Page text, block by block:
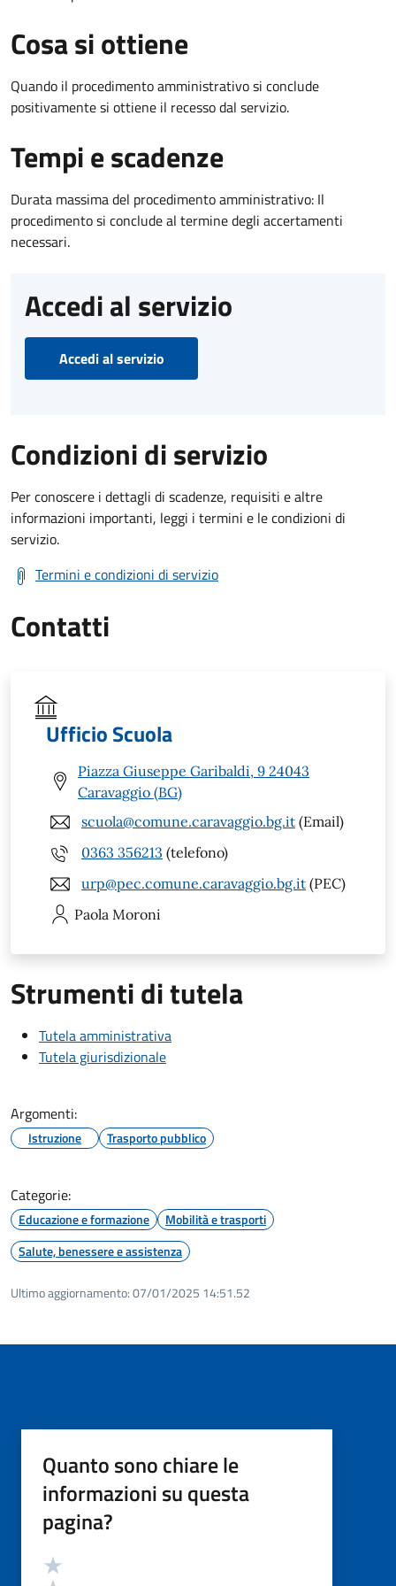
Cosa si ottiene
Quando il procedimento amministrativo si conclude
positivamente si ottiene il recesso dal servizio.
Tempi e scadenze
Durata massima del procedimento amministrativo: Il
procedimento si conclude al termine degli accertamenti
necessari.
Accedi al servizio
Accedi al servizio
Condizioni di servizio
Per conoscere i dettagli di scadenze, requisiti e altre
informazioni importanti, leggi i termini e le condizioni di
servizio.
Termini e condizioni di servizio
Contatti
Ufficio Scuola
Piazza Giuseppe Garibaldi, 9 24043
Caravaggio (BG)
scuola@comune.caravaggio.bg.it (Email)
0363 356213 (telefono)
urp@pec.comune.caravaggio.bg.it (PEC)
Paola Moroni
Strumenti di tutela
Tutela amministrativa
Tutela giurisdizionale
Argomenti:
Istruzione Trasporto pubblico
Categorie:
Educazione e formazione
Mobilità e trasporti
Salute, benessere e assistenza
Ultimo aggiornamento:07/01/2025 14:51.52
Quanto sono chiare le
informazioni su questa
pagina?
Valutazione